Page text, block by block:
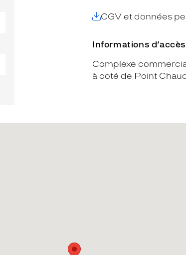
CGV et données
Informations d’accès
Complexe
à coté de Point